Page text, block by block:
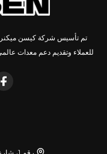
للعملاء وتقديم دعم معدات